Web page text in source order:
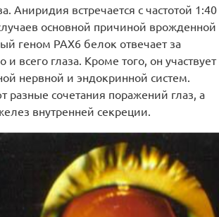
Аниридия встречается с частотой 1:40
основной причиной врожденной
геном РАХ6 белок отвечает за
всего глаза. Кроме того, он участвует
нервной и эндокринной систем.
сочетания поражений глаз, а
внутренней секреции.